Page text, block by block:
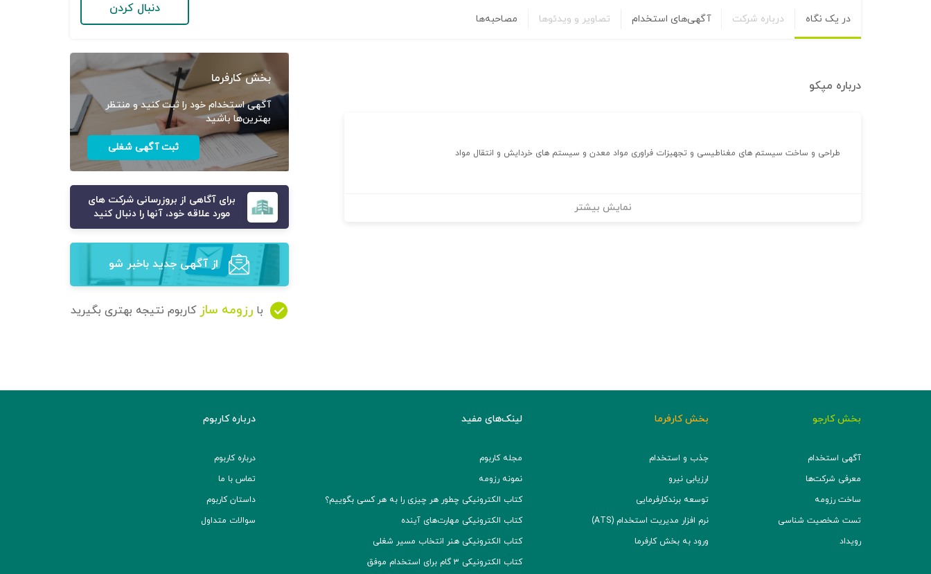
در یک نگاه درباره شرکت آگهی‌های استخدام تصاویر و ویدئوها مصاحبه‌ها
دنبال کردن
درباره مپکو
طراحی و ساخت سیستم های مغناطیسی و تجهیزات فراوری مواد معدن و سیستم های خردایش و انتقال مواد
نمایش بیشتر
بخش کارفرما
آگهی استخدام خود را ثبت کنید و منتظر
بهترین‌ها باشید
ثبت آگهی شغلی
برای آگاهی از بروزرسانی شرکت های
مورد علاقه خود، آنها را دنبال کنید
از آگهی‌ جدید باخبر شو
با رزومه ساز کاربوم نتیجه بهتری بگیرید
بخش کارجو
آگهی استخدام
معرفی شرکت‌ها
ساخت رزومه
تست شخصیت شناسی
رویداد
بخش کارفرما
جذب و استخدام
ارزیابی نیرو
توسعه برند‌کارفرمایی
نرم افزار مدیریت استخدام (ATS)
ورود به بخش کارفرما
لینک‌های مفید
مجله کاربوم
نمونه رزومه
کتاب الکترونیکی چطور هر چیزی را به هر کسی بگوییم؟
کتاب الکترونیکی مهارت‌های آینده
کتاب الکترونیکی هنر انتخاب مسیر شغلی
کتاب الکترونیکی ۳ گام برای استخدام موفق
درباره کاربوم
درباره کاربوم
تماس با ما
داستان کاربوم
سوالات متداول